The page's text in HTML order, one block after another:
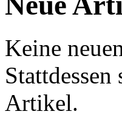
Keine
Artikel.